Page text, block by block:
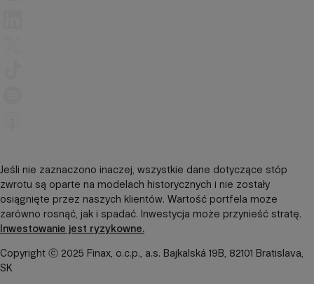
Jeśli nie zaznaczono inaczej, wszystkie dane dotyczące stóp
zwrotu są oparte na modelach historycznych i nie zostały
osiągnięte przez naszych klientów. Wartość portfela może
zarówno rosnąć, jak i spadać. Inwestycja może przynieść stratę.
Inwestowanie jest ryzykowne.
Copyright ⓒ 2025 Finax, o.c.p., a.s. Bajkalská 19B, 82101 Bratislava,
SK